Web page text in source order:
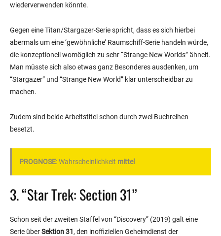
wiederverwenden könnte.
Gegen eine Titan/Stargazer-Serie spricht, dass es sich hierbei
abermals um eine ‘gewöhnliche’ Raumschiff-Serie handeln würde,
die konzeptionell womöglich zu sehr “Strange New Worlds” ähnelt.
Man müsste sich also etwas ganz Besonderes ausdenken, um
“Stargazer” und “Strange New World” klar unterscheidbar zu
machen.
Zudem sind beide Arbeitstitel schon durch zwei Buchreihen
besetzt.
PROGNOSE: Wahrscheinlichkeit mittel
3. “Star Trek: Section 31”
Schon seit der zweiten Staffel von “Discovery” (2019) galt eine
Serie überSektion 31, den inoffiziellen Geheimdienst der